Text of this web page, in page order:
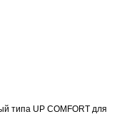
типа UP COMFORT для